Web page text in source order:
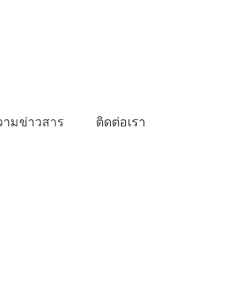
มข่าวสาร ติดต่อเรา